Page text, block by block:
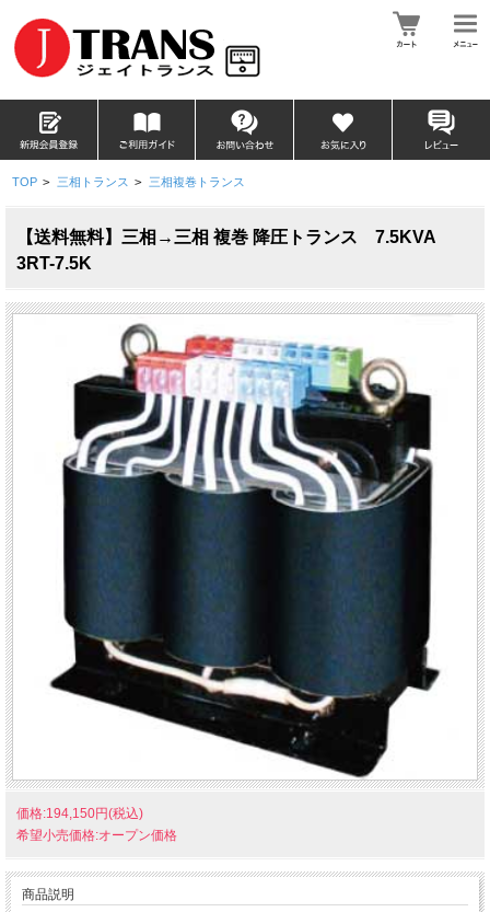
TOP > 三相トランス > 三相複巻トランス
【送料無料】三相→三相 複巻 降圧トランス 7.5KVA
3RT-7.5K
価格:194,150円(税込)
希望小売価格:オープン価格
商品説明